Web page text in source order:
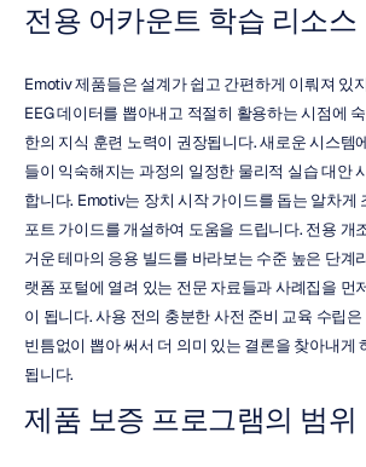
전용 어카운트 학습 리소스
Emotiv 제품들은 설계가 쉽고 간편하게 이뤄져 있
EEG 데이터를 뽑아내고 적절히 활용하는 시점에
한의 지식 훈련 노력이 권장됩니다. 새로운 시스템
들이 익숙해지는 과정의 일정한 물리적 실습 대안
합니다. Emotiv는 장치 시작 가이드를 돕는 알차게
포트 가이드를 개설하여 도움을 드립니다. 전용 개
거운 테마의 응용 빌드를 바라보는 수준 높은 단계
랫폼 포털에 열려 있는 전문 자료들과 사례집을 먼
이 됩니다. 사용 전의 충분한 사전 준비 교육 수립
빈틈없이 뽑아 써서 더 의미 있는 결론을 찾아내게
됩니다.
제품 보증 프로그램의 범위